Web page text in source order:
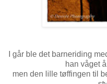
I går ble det barneriding
han våget
men den lille tøffingen til